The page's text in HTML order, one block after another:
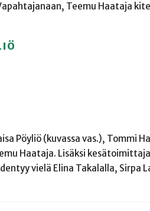
Teemu Haataja
Pöyliö (kuvassa vas.), Tommi
Haataja. Lisäksi
vielä Elina Takalalla, Sirpa